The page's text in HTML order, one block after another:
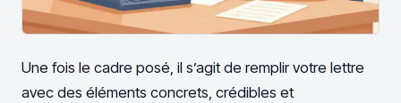
Une fois le cadre posé, il s’agit de remplir votre lettre
avec des éléments concrets, crédibles et